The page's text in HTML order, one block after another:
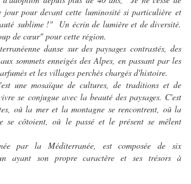
jour pour devant cette luminosité si particulière et
sublime !" Un écrin de lumière et de diversité.
de cœur" pour cette région.
danse sur des paysages contrastés, des
sommets enneigés des Alpes, en passant par les
et les villages perchés chargés d'histoire.
une mosaïque de cultures, de traditions et de
se conjugue avec la beauté des paysages. C'est
où la mer et la montagne se rencontrent, où la
se côtoient, où le passé et le présent se mêlent
par la Méditerranée, est composée de six
ayant son propre caractère et ses trésors à